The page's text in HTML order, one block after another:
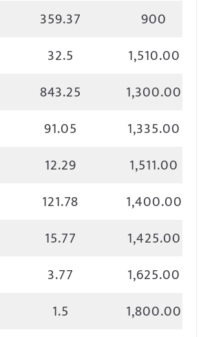
359.37
900
32.5
1,510.00
843.25
1,300.00
91.05
1,335.00
12.29
1,511.00
121.78
1,400.00
15.77
1,425.00
3.77
1,625.00
1.5
1,800.00